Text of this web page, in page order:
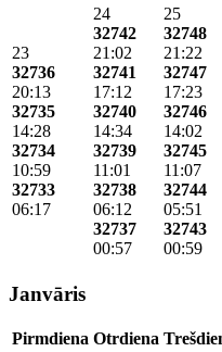
23
32736
20:13
32735
14:28
32734
10:59
32733
06:17
24
32742
21:02
32741
17:12
32740
14:34
32739
11:01
32738
06:12
32737
00:57
25
32748
21:22
32747
17:23
32746
14:02
32745
11:07
32744
05:51
32743
00:59
Janvāris
Pirmdiena Otrdiena